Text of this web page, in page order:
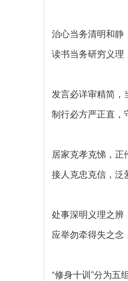
治心当务清明和静
读书当务研穷义理
发言必详审精简，
制行必方严正直，
居家克孝克悌，正
接人克忠克信，泛
处事深明义理之辨
应举勿牵得失之念
“修身十训”分为五